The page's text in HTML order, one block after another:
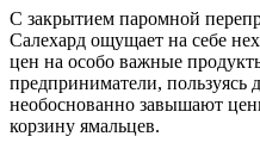
С закрытием паромной
Салехард ощущает на себе
цен на особо важные
предприниматели, пользуясь
необоснованно завышают
корзину ямальцев.